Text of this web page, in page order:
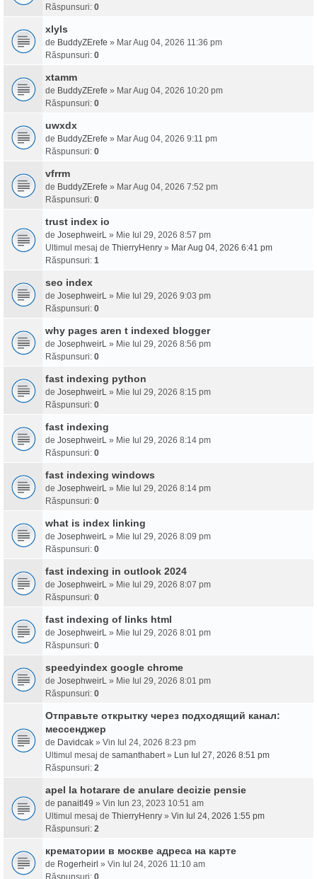
Răspunsuri: 0
xlyls
de BuddyZErefe » Mar Aug 04, 2026 11:36 pm
Răspunsuri: 0
xtamm
de BuddyZErefe » Mar Aug 04, 2026 10:20 pm
Răspunsuri: 0
uwxdx
de BuddyZErefe » Mar Aug 04, 2026 9:11 pm
Răspunsuri: 0
vfrrm
de BuddyZErefe » Mar Aug 04, 2026 7:52 pm
Răspunsuri: 0
trust index io
de JosephweirL » Mie Iul 29, 2026 8:57 pm
Ultimul mesaj de ThierryHenry » Mar Aug 04, 2026 6:41 pm
Răspunsuri: 1
seo index
de JosephweirL » Mie Iul 29, 2026 9:03 pm
Răspunsuri: 0
why pages aren t indexed blogger
de JosephweirL » Mie Iul 29, 2026 8:56 pm
Răspunsuri: 0
fast indexing python
de JosephweirL » Mie Iul 29, 2026 8:15 pm
Răspunsuri: 0
fast indexing
de JosephweirL » Mie Iul 29, 2026 8:14 pm
Răspunsuri: 0
fast indexing windows
de JosephweirL » Mie Iul 29, 2026 8:14 pm
Răspunsuri: 0
what is index linking
de JosephweirL » Mie Iul 29, 2026 8:09 pm
Răspunsuri: 0
fast indexing in outlook 2024
de JosephweirL » Mie Iul 29, 2026 8:07 pm
Răspunsuri: 0
fast indexing of links html
de JosephweirL » Mie Iul 29, 2026 8:01 pm
Răspunsuri: 0
speedyindex google chrome
de JosephweirL » Mie Iul 29, 2026 8:01 pm
Răspunsuri: 0
Отправьте открытку через подходящий канал:
мессенджер
de Davidcak » Vin Iul 24, 2026 8:23 pm
Ultimul mesaj de samanthabert» Lun Iul 27, 2026 8:51 pm
Răspunsuri: 2
apel la hotarare de anulare decizie pensie
de panaitl49 » Vin Iun 23, 2023 10:51 am
Ultimul mesaj de ThierryHenry » Vin Iul 24, 2026 1:55 pm
Răspunsuri: 2
крематории в москве адреса на карте
de Rogerheirl » Vin Iul 24, 2026 11:10 am
Răspunsuri: 0